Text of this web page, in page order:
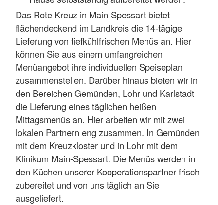
Das Rote Kreuz in Main-Spessart bietet
flächendeckend im Landkreis die 14-tägige
Lieferung von tiefkühlfrischen Menüs an. Hier
können Sie aus einem umfangreichen
Menüangebot ihre individuellen Speiseplan
zusammenstellen. Darüber hinaus bieten wir in
den Bereichen Gemünden, Lohr und Karlstadt
die Lieferung eines täglichen heißen
Mittagsmenüs an. Hier arbeiten wir mit zwei
lokalen Partnern eng zusammen. In Gemünden
mit dem Kreuzkloster und in Lohr mit dem
Klinikum Main-Spessart. Die Menüs werden in
den Küchen unserer Kooperationspartner frisch
zubereitet und von uns täglich an Sie
ausgeliefert.